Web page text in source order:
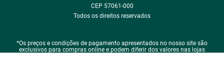
CEP 57061-000
Todos os direitos reservados
*Os preços e condições de pagamento apresentados no nosso site são
exclusivos para compras online e podem diferir dos valores nas lojas